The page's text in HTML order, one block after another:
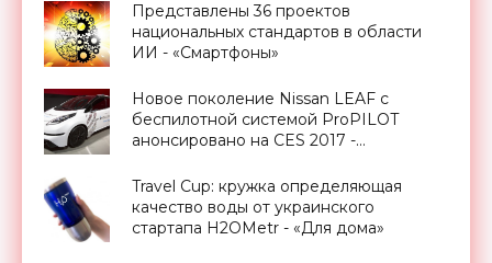
Представлены 36 проектов
национальных стандартов в области
ИИ - «Смартфоны»
Новое поколение Nissan LEAF с
беспилотной системой ProPILOT
анонсировано на CES 2017 -
Travel Cup: кружка определяющая
качество воды от украинского
стартапа H2OMetr - «Для дома»